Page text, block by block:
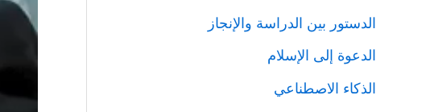
الدستور بين الدراسة والإنجاز
الدعوة إلى الإسلام
الذكاء الاصطناعي